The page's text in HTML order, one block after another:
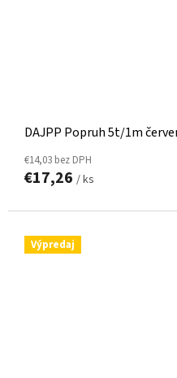
DAJPP Popruh 5t/1m
€14,03 bez DPH
€17,26 / ks
Výpredaj